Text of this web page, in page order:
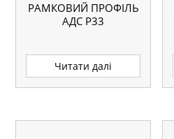
РАМКОВИЙ ПРОФІЛЬ
АДС P33
Читати далі